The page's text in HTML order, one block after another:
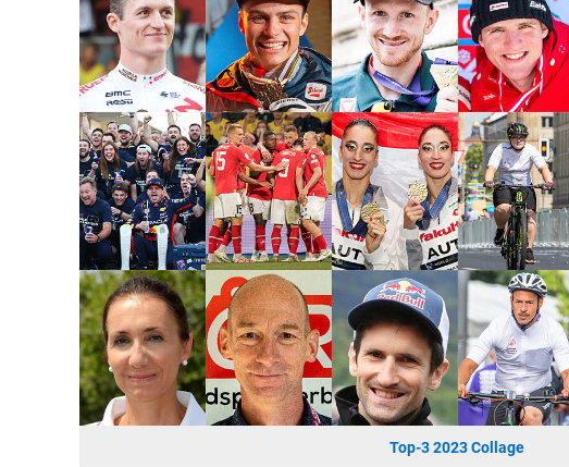
Top-3 2023 Collage